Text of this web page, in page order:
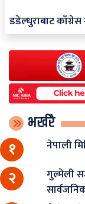
डडेल्धुराबाट
भर्खरै
१ नेपाली
२
गुल्मेली